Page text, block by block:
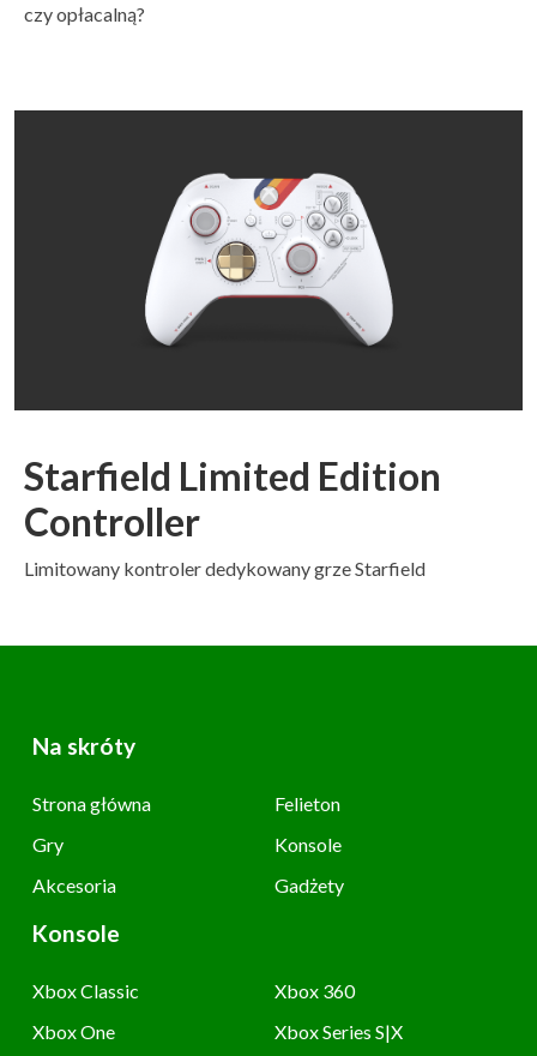
czy opłacalną?
Starfield Limited Edition
Controller
Limitowany kontroler dedykowany grze Starfield
Na skróty
Strona główna
Felieton
Gry
Konsole
Akcesoria
Gadżety
Konsole
Xbox Classic
Xbox 360
Xbox One
Xbox Series S|X